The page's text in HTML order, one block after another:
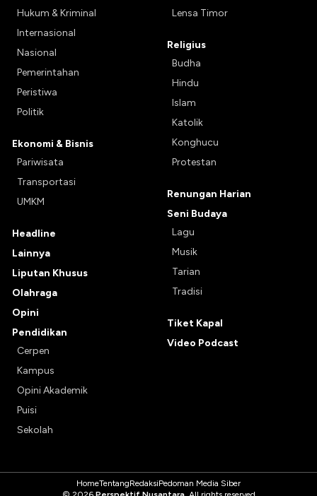
Hukum & Kriminal
Internasional
Nasional
Pemerintahan
Peristiwa
Politik
Ekonomi & Bisnis
Pariwisata
Transportasi
UMKM
Headline
Lainnya
Liputan Khusus
Olahraga
Opini
Pendidikan
Cerpen
Kampus
Opini Akademik
Puisi
Sekolah
Lensa Timor
Religius
Budha
Hindu
Islam
Katolik
Konghucu
Protestan
Renungan Harian
Seni Budaya
Lagu
Musik
Tarian
Tradisi
Tiket Kapal
Video Podcast
HomeTentangRedaksiPedoman Media Siber